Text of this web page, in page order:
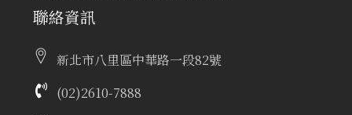
聯絡資訊
新北市八里區中華路一段82號
(02)2610-7888